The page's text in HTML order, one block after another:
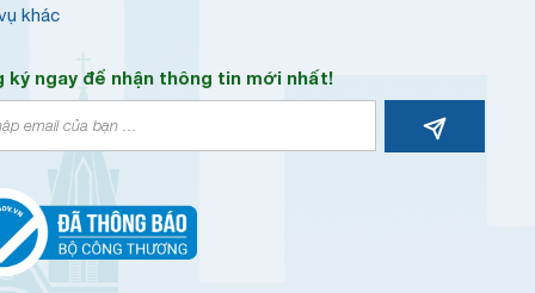
khác
ký ngay để nhận thông tin mới nhất!